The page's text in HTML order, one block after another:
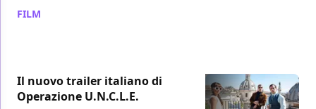
FILM
Il nuovo trailer italiano di
Operazione U.N.C.L.E.